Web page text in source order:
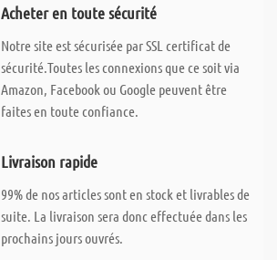
Acheter en toute sécurité
Notre site est sécurisée par SSL certificat de
sécurité.Toutes les connexions que ce soit via
Amazon, Facebook ou Google peuvent être
faites en toute confiance.
Livraison rapide
99% de nos articles sont en stock et livrables de
suite. La livraison sera donc effectuée dans les
prochains jours ouvrés.